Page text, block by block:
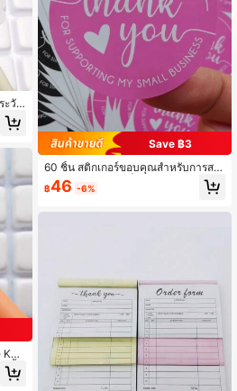
ะวัง
กเ
สติ
อ
นิ้ว
, ส
Save ฿3
60 ชิ้น สติกเกอร์ขอบคุณสำหรับการสนั
บสนุนธุรกิจขนาดเล็กของฉัน สติกเกอร์
ขอบคุณขนาด 2 นิ้ว สติกเกอร์ธุรกิจขนา
฿46 -6%